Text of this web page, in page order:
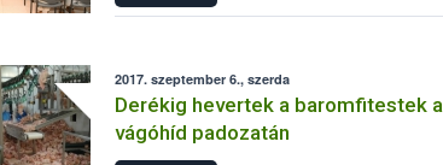
2017. szeptember 6., szerda
Derékig hevertek a baromfitestek a
vágóhíd padozatán